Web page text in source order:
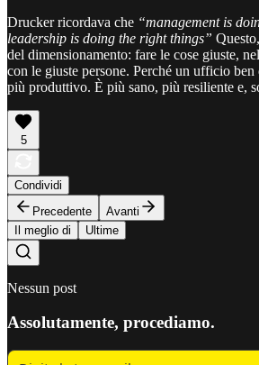
Drucker ricordava che “management is
leadership is doing the right things”
del dimensionamento: fare le cose giuste,
con le giuste persone. Perché un ufficio
più produttivo. È più sano, più resiliente e,
5
Condividi
Precedente
Avanti
Il meglio di
Ultime
Nessun post
Assolutamente, procediamo.